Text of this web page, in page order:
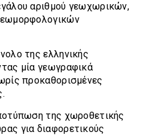
αριθμού γεωχωρικών,
της ελληνικής
μία γεωγραφικά
προκαθορισμένες
της χωροθετικής
για διαφορετικούς